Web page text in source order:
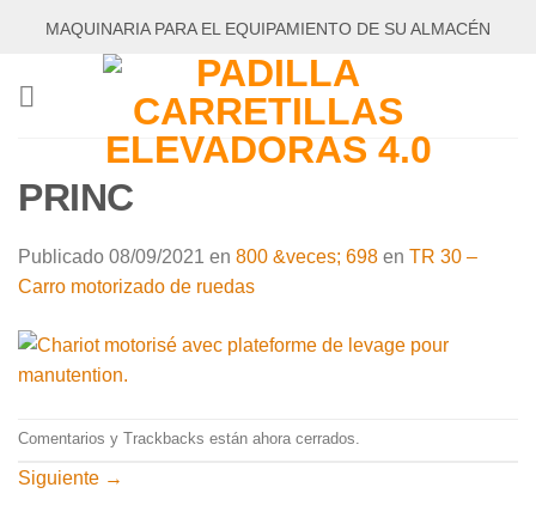
MAQUINARIA PARA EL EQUIPAMIENTO DE SU ALMACÉN
PRINC
Publicado 08/09/2021 en 800 &veces; 698 en TR 30 –
Carro motorizado de ruedas
Comentarios y Trackbacks están ahora cerrados.
Siguiente →